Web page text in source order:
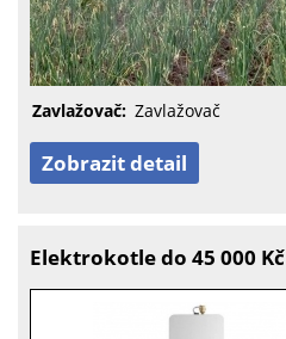
Zavlažovač: Zavlažovač
Zobrazit detail
Elektrokotle do 45 000 Kč